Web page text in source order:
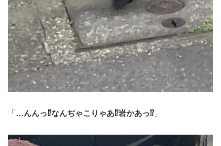
「 …んんっ⁉︎なんぢゃこりゃあ⁉︎岩かあっ⁉︎ 」